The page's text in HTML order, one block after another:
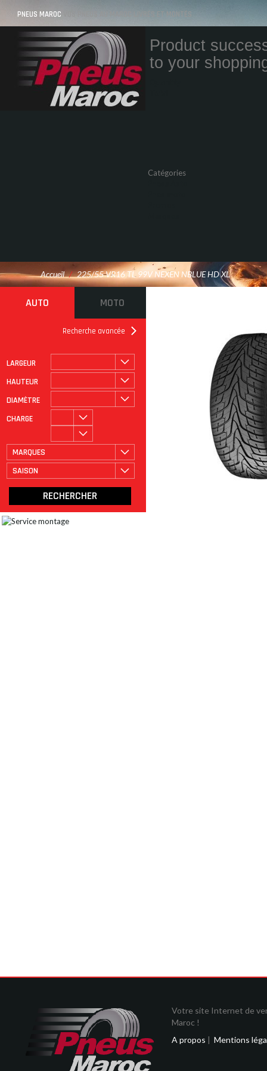
PNEUS MAROC VOS PNEUS AU MAROC LIVRÉS ET MONTÉS
Product
to your
Catégories
Accueil / 225/55 VR16 TL 99V NEXEN NBLUE HD XL
AUTO MOTO
Recherche avancée
LARGEUR
HAUTEUR
DIAMÈTRE
CHARGE
MARQUES
SAISON
ROULAGE À PLAT
Votre site Internet de
Maroc !
A propos | Mentions